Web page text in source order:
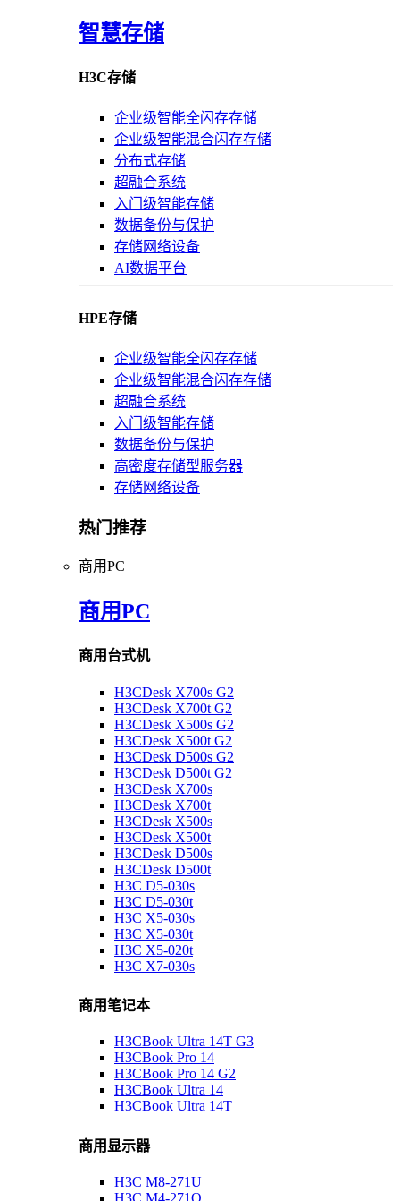
智慧存储
H3C存储
企业级智能全闪存存储
企业级智能混合闪存存储
分布式存储
超融合系统
入门级智能存储
数据备份与保护
存储网络设备
AI数据平台
HPE存储
企业级智能全闪存存储
企业级智能混合闪存存储
超融合系统
入门级智能存储
数据备份与保护
高密度存储型服务器
存储网络设备
热门推荐
商用PC
商用PC
商用台式机
H3CDesk X700s G2
H3CDesk X700t G2
H3CDesk X500s G2
H3CDesk X500t G2
H3CDesk D500s G2
H3CDesk D500t G2
H3CDesk X700s
H3CDesk X700t
H3CDesk X500s
H3CDesk X500t
H3CDesk D500s
H3CDesk D500t
H3C D5-030s
H3C D5-030t
H3C X5-030s
H3C X5-030t
H3C X5-020t
H3C X7-030s
商用笔记本
H3CBook Ultra 14T G3
H3CBook Pro 14
H3CBook Pro 14 G2
H3CBook Ultra 14
H3CBook Ultra 14T
商用显示器
H3C M8-271U
H3C M4-271Q